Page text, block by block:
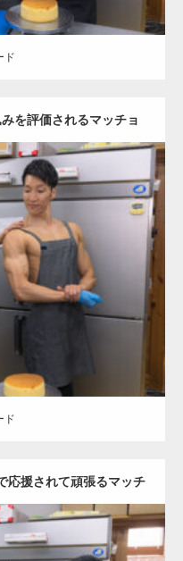
ド
を評価されるマッチョ
レンジの人
TOSHI(大胸筋)
肩 和白 (福岡)
ド
応援されて頑張るマッチ
チョフリー素材メンバーが